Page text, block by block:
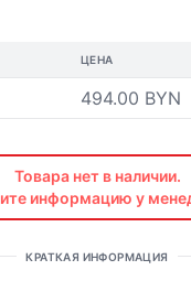
ЦЕНА
494.00 BYN
Товара нет в наличии.
информацию у
КРАТКАЯ ИНФОРМАЦИЯ